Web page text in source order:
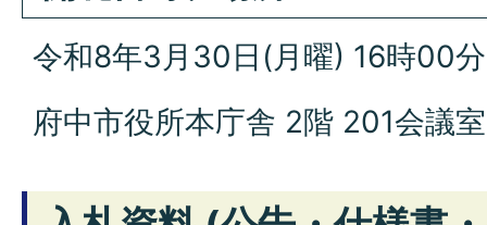
令和8年3月30日(月曜) 16時00分
府中市役所本庁舎 2階 201会議